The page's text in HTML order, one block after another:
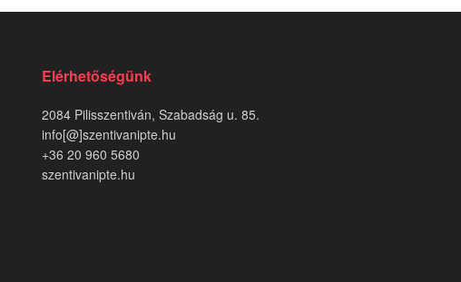
Elérhetőségünk
2084 Pilisszentiván, Szabadság u. 85.
info[@]szentivanipte.hu
+36 20 960 5680
szentivanipte.hu